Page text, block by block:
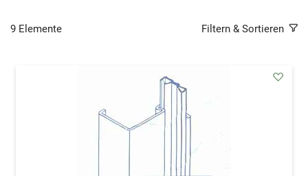
9 Elemente Filtern & Sortieren